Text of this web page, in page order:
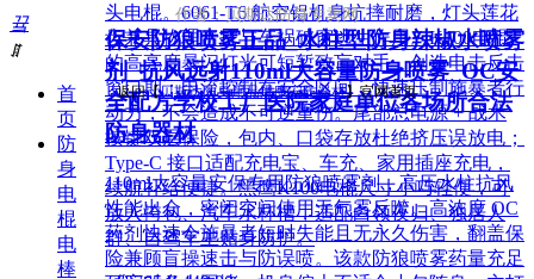
头电棍。6061-T6 航空铝机身抗摔耐磨，灯头莲花
齿兼具物理击打与车祸破窗逃生作用。K100电棍
的高亮度暴闪灯光可短暂致盲对手，创造电击反击
窗口期；电流控制在安全区间，快速压制施暴者行
动力，不会造成不可逆重伤。尾部总电源 + 战术
按键双层保险，包内、口袋存放杜绝挤压误放电；
Type-C 接口适配充电宝、车充、家用插座充电，
续航补给便捷。黑鹰K100电棍尺寸小巧轻便，可
放入挎包、汽车水杯槽，适配白领夜归、独居人
群、自驾车主贴身防护。
保安防狼喷雾正品_水柱型防身辣椒水喷雾
剂_抗风远射110ml大容量防身喷雾_OC安
全配方学校工厂医院家庭单位各场所合法
防身器材
110ml大容量安保专用防狼喷雾剂，高压水柱抗风
性能出众，密闭空间使用无气雾反噬。高浓度 OC
药剂快速令施暴者短时失能且无永久伤害，翻盖保
险兼顾盲操速击与防误喷。该款防狼喷雾药量充足
作者：贝斯达防身专卖网
끀
ꁲ
首
页
防
身
电
棍
电
棒
返回【贝斯达防身用品黑鹰安防器材】官网首页